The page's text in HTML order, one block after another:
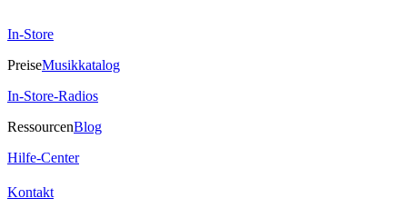
In-Store
PreiseMusikkatalog
In-Store-Radios
RessourcenBlog
Hilfe-Center
Kontakt